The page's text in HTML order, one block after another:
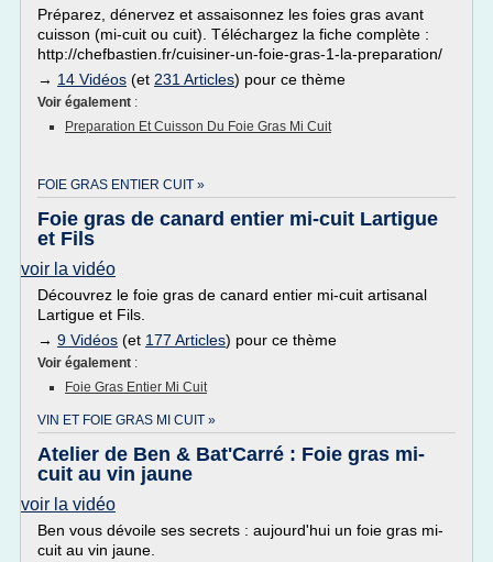
Préparez, dénervez et assaisonnez les foies gras avant
cuisson (mi-cuit ou cuit). Téléchargez la fiche complète :
http://chefbastien.fr/cuisiner-un-foie-gras-1-la-preparation/
→ 14 Vidéos (et 231 Articles) pour ce thème
Voir également :
Preparation Et Cuisson Du Foie Gras Mi Cuit
FOIE GRAS ENTIER CUIT »
Foie gras de canard entier mi-cuit Lartigue
et Fils
voir la vidéo
Découvrez le foie gras de canard entier mi-cuit artisanal
Lartigue et Fils.
→ 9 Vidéos (et 177 Articles) pour ce thème
Voir également :
Foie Gras Entier Mi Cuit
VIN ET FOIE GRAS MI CUIT »
Atelier de Ben & Bat'Carré : Foie gras mi-
cuit au vin jaune
voir la vidéo
Ben vous dévoile ses secrets : aujourd'hui un foie gras mi-
cuit au vin jaune.